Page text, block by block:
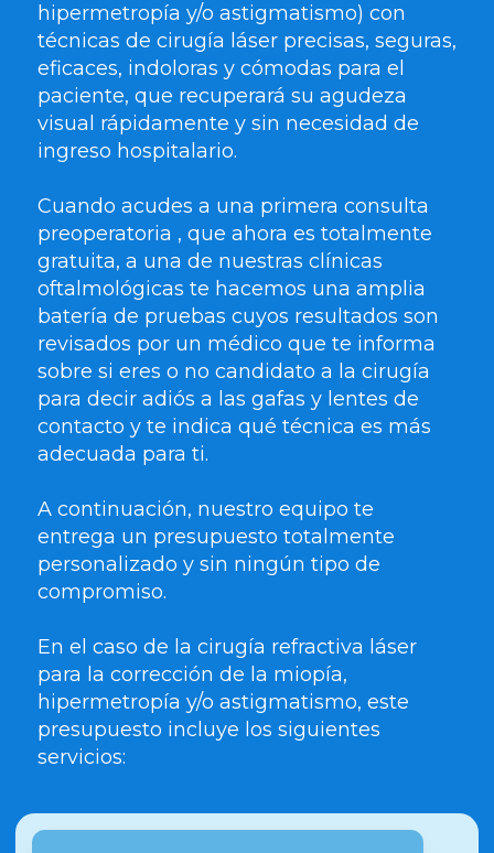
hipermetropía y/o astigmatismo) con
técnicas de cirugía láser precisas, seguras,
eficaces, indoloras y cómodas para el
paciente, que recuperará su agudeza
visual rápidamente y sin necesidad de
ingreso hospitalario.
Cuando acudes a una primera consulta
preoperatoria , que ahora es totalmente
gratuita, a una de nuestras clínicas
oftalmológicas te hacemos una amplia
batería de pruebas cuyos resultados son
revisados por un médico que te informa
sobre si eres o no candidato a la cirugía
para decir adiós a las gafas y lentes de
contacto y te indica qué técnica es más
adecuada para ti.
A continuación, nuestro equipo te
entrega un presupuesto totalmente
personalizado y sin ningún tipo de
compromiso.
En el caso de la cirugía refractiva láser
para la corrección de la miopía,
hipermetropía y/o astigmatismo, este
presupuesto incluye los siguientes
servicios: